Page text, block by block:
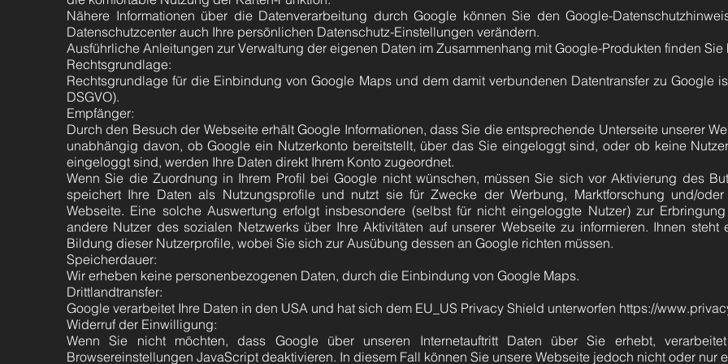
Nähere Informationen über die Datenverarbeitung durch Google können Sie den Google-
Datenschutzcenter auch Ihre persönlichen Datenschutz-Einstellungen verändern.
Ausführliche Anleitungen zur Verwaltung der eigenen Daten im Zusammenhang mit Google-Produkten finden Sie
Rechtsgrundlage:
Rechtsgrundlage für die Einbindung von Google Maps und dem damit verbundenen Datentransfer zu Google
DSGVO).
Empfänger:
Durch den Besuch der Webseite erhält Google Informationen, dass Sie die entsprechende Unterseite unserer
unabhängig davon, ob Google ein Nutzerkonto bereitstellt, über das Sie eingeloggt sind, oder ob keine
eingeloggt sind, werden Ihre Daten direkt Ihrem Konto zugeordnet.
Wenn Sie die Zuordnung in Ihrem Profil bei Google nicht wünschen, müssen Sie sich vor Aktivierung des
speichert Ihre Daten als Nutzungsprofile und nutzt sie für Zwecke der Werbung, Marktforschung und/
Webseite. Eine solche Auswertung erfolgt insbesondere (selbst für nicht eingeloggte Nutzer) zur
andere Nutzer des sozialen Netzwerks über Ihre Aktivitäten auf unserer Webseite zu informieren. Ihnen
Bildung dieser Nutzerprofile, wobei Sie sich zur Ausübung dessen an Google richten müssen.
Speicherdauer:
Wir erheben keine personenbezogenen Daten, durch die Einbindung von Google Maps.
Drittlandtransfer:
Google verarbeitet Ihre Daten in den USA und hat sich dem EU_US Privacy Shield unterworfen https://
Widerruf der Einwilligung:
Wenn Sie nicht möchten, dass Google über unseren Internetauftritt Daten über Sie erhebt,
Browsereinstellungen JavaScript deaktivieren. In diesem Fall können Sie unsere Webseite jedoch nicht oder nur